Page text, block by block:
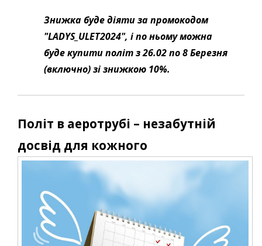
Знижка буде діяти за промокодом
"LADYS_ULET2024", і по ньому можна
буде купити політ з 26.02 по 8 Березня
(включно) зі знижкою 10%.
Політ в аеротрубі – незабутній
досвід для кожного